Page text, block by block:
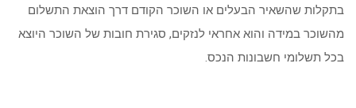
בתקלות שהשאיר הבעלים או השוכר הקודם דרך הוצאת התשלום
מהשוכר במידה והוא אחראי לנזקים, סגירת חובות של השוכר היוצא
בכל תשלומי חשבונות הנכס.